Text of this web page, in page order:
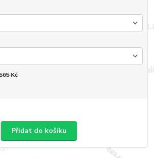
Kč
Přidat do košíku